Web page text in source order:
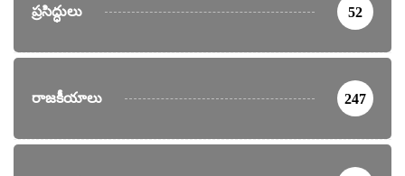
ప్రసిద్ధులు 52
రాజకీయాలు 247